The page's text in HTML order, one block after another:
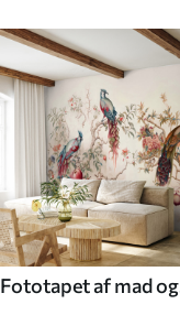
Fototapet af mad og